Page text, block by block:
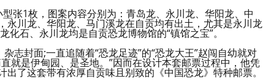
张1枚，图案内容分别为：青岛龙、永川龙、华阳龙、中
川龙、华阳龙、马门溪龙在自贡均有出土，尤其是永川龙
石、永川龙均是自贡恐龙博物馆的“镇馆之宝”。
志封面;一直追随着“恐龙足迹”的“恐龙大王”赵闯自幼就对
就是伊甸园、是圣地。”因而在设计本套邮票过程中，他凭
了这套带有浓厚自贡味且别致的《中国恐龙》特种邮票。